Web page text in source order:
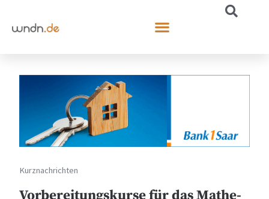
Kurznachrichten
Vorbereitungskurse für das Mathe-